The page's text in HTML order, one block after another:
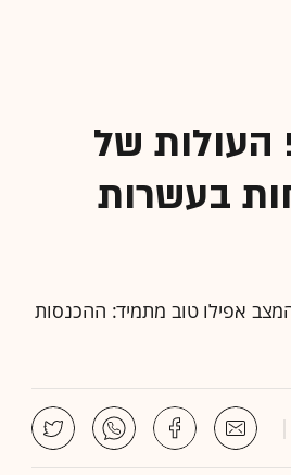
העולות של
בעשרות
אפילו טוב מתמיד: ההכנסות